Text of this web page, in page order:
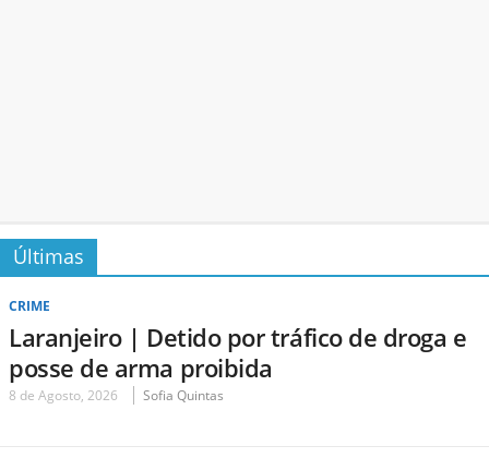
Últimas
CRIME
Laranjeiro | Detido por tráfico de droga e
posse de arma proibida
8 de Agosto, 2026 Sofia Quintas